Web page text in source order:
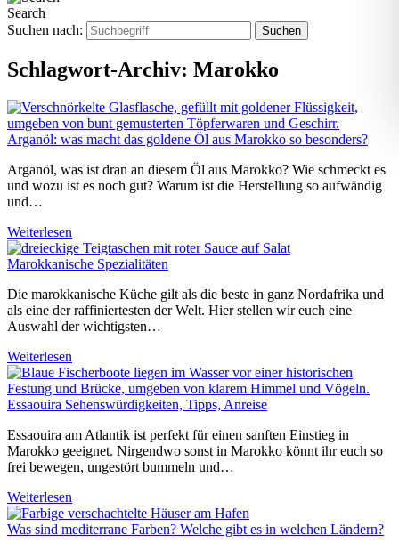
Search
Suchen nach:
Schlagwort-Archiv: Marokko
Arganöl: was macht das goldene Öl aus Marokko so besonders?
Arganöl, was ist dran an diesem Öl aus Marokko? Wie schmeckt es
und wozu ist es noch gut? Warum ist die Herstellung so aufwändig
und…
Weiterlesen
Marokkanische Spezialitäten
Die marokkanische Küche gilt als die beste in ganz Nordafrika und
als eine der raffiniertesten der Welt. Hier stellen wir euch eine
Auswahl der wichtigsten…
Weiterlesen
Essaouira Sehenswürdigkeiten, Tipps, Anreise
Essaouira am Atlantik ist perfekt für einen sanften Einstieg in
Marokko geeignet. Nirgendwo sonst in Marokko könnt ihr euch so
frei bewegen, ungestört bummeln und…
Weiterlesen
Was sind mediterrane Farben? Welche gibt es in welchen Ländern?